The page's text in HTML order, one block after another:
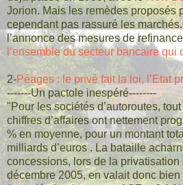
Jorion. Mais les remèdes proposés
cependant pas rassuré les
l’annonce des mesures de
l’ensemble du secteur bancaire qui
2-Péages : le privé fait la loi, l’Etat
-------Un pactole inespéré--------
"Pour les sociétés d’autoroutes,
chiffres d’affaires ont nettement
% en moyenne, pour un montant
milliards d’euros . La bataille
concessions, lors de la privatisation
décembre 2005, en valait donc